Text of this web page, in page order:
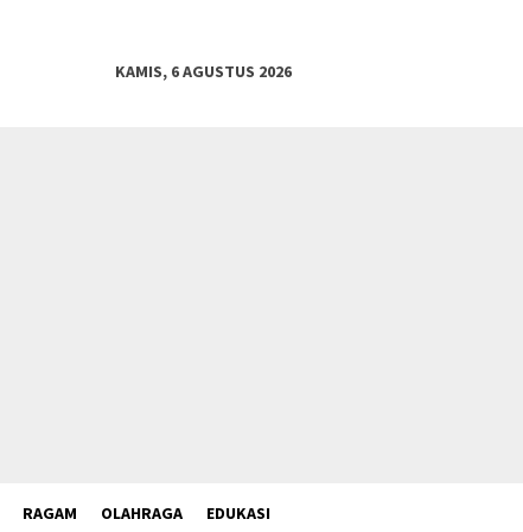
KAMIS, 6 AGUSTUS 2026
RAGAM OLAHRAGA EDUKASI